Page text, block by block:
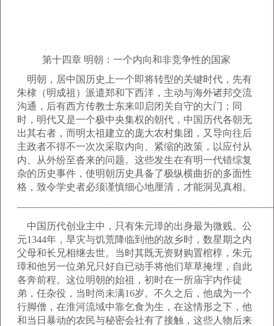
第十四章 明朝：一个内向和非竞争性的国家
明朝，居中国历史上一个即将转型的关键时代，先有
朱棣（明成祖）派遣郑和下西洋，主动与海外诸邦交流
沟通，后有西方传教士东来叩启闭关自守的大门；同
时，明代又是一个极中央集权的朝代，中国历代各朝无
出其右者，而明太祖建立的庞大农村集团，又导向往后
主政者不得不一次次采取内向、紧缩的政策，以应付从
内、从外纷至沓来的问题。这些发生在有明一代错综复
杂的历史事件，使明朝历史具备了极纵横曲折的多面性
格，致令学史者必须谨慎细心地厘清，才能洞见真相。
中国历代创业主中，只有朱元璋的出身最为微贱。公
元1344年，旱灾与饥荒降临到他的故乡时，数星期之内
父母和长兄相继去世。当时其既无资财购置棺椁，朱元
璋和他另一位弟兄只好自已动手将他们草草掩埋，自此
各奔前程。这位明朝的始祖，初时在一所庙宇内作徒
弟，任杂役，当时尚未满16岁。不久之后，他成为一个
行脚僧，在淮河流域中靠乞食为生，在这情形之下，他
和当日暴动的农民与秘密会社有了接触，这些人物后来